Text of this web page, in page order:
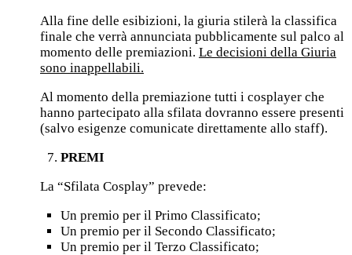
Alla fine delle esibizioni, la giuria stilerà la classifica
finale che verrà annunciata pubblicamente sul palco al
momento delle premiazioni. Le decisioni della Giuria
sono inappellabili.
Al momento della premiazione tutti i cosplayer che
hanno partecipato alla sfilata dovranno essere presenti
(salvo esigenze comunicate direttamente allo staff).
PREMI
La “Sfilata Cosplay” prevede:
Un premio per il Primo Classificato;
Un premio per il Secondo Classificato;
Un premio per il Terzo Classificato;